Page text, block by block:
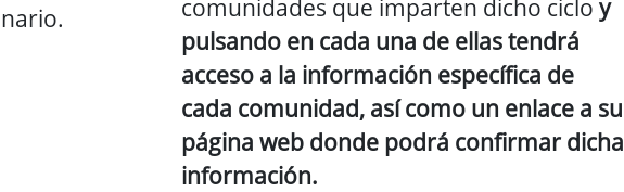
comunidades que imparten dicho ciclo y
pulsando en cada una de ellas tendrá
acceso a la información específica de
cada comunidad, así como un enlace a su
página web donde podrá confirmar dicha
información.